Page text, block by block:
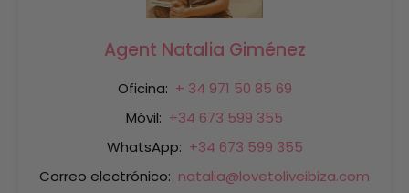
Agent Natalia Giménez
Oficina: + 34 971 50 85 69
Móvil: +34 673 599 355
WhatsApp: +34 673 599 355
Correo electrónico: natalia@lovetoliveibiza.com